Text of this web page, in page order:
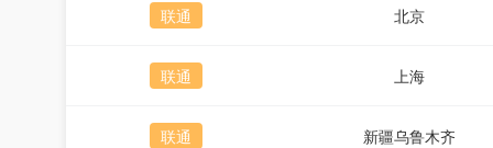
联通 北京
联通 上海
联通 新疆乌鲁木齐